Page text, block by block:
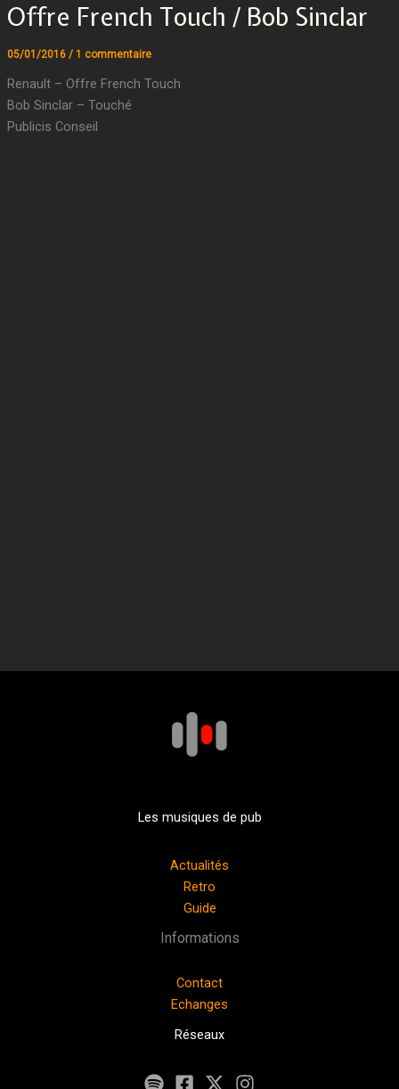
Offre French Touch / Bob Sinclar
05/01/2016 / 1 commentaire
Renault – Offre French Touch
Bob Sinclar – Touché
Publicis Conseil
Les musiques de pub
Actualités
Retro
Guide
Informations
Contact
Echanges
Réseaux